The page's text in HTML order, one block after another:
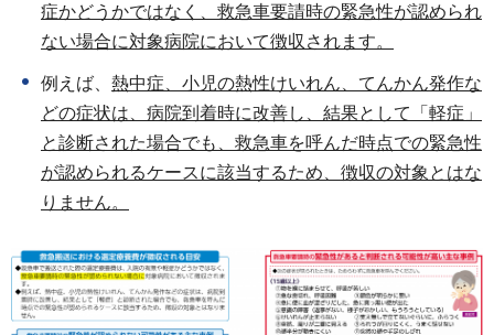
症かどうかではなく、救急車要請時の緊急性が認められ
ない場合に対象病院において徴収されます。
例えば、 熱中症、小児の熱性けいれん、てんかん発作な
どの症状は、病院到着時に改善し、結果として「軽症」
と診断された場合でも、救急車を呼んだ時点での緊急性
が認められるケースに該当するため、徴収の対象とはな
りません。